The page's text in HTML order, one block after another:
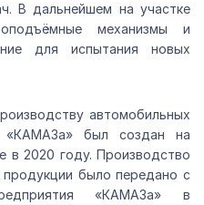
В дальнейшем на участке
механизмы и
для испытания новых
автомобильных
«КАМАЗа» был создан на
в 2020 году. Производство
было передано с
«КАМАЗа» в